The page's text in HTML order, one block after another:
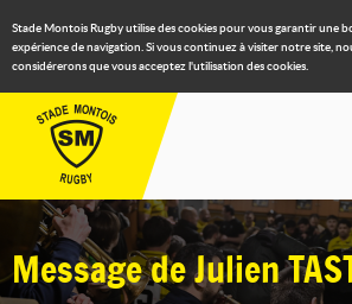
Stade Montois Rugby utilise des cookies pour vous garantir une
expérience de navigation. Si vous continuez à visiter notre site,
considérerons que vous acceptez l'utilisation des cookies.
Message de Julien